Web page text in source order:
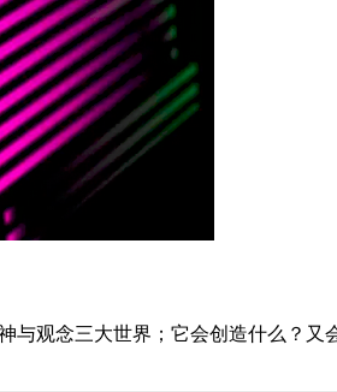
与观念三大世界；它会创造什么？